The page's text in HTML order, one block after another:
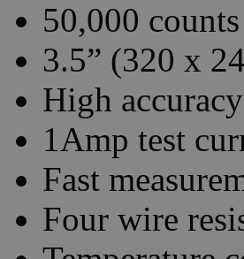
50,000 counts
3.5” (320 x
High
1Amp test
Fast
Four wire